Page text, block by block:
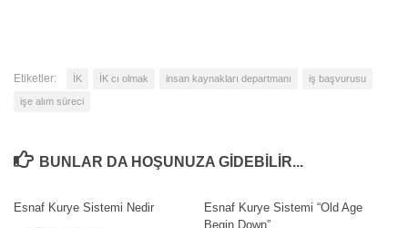
Etiketler: İK İK cı olmak insan kaynakları departmanı iş başvurusu
işe alım süreci
BUNLAR DA HOŞUNUZA GIDEBILIR...
Esnaf Kurye Sistemi Nedir
Esnaf Kurye Sistemi “Old Age
Begin Down”